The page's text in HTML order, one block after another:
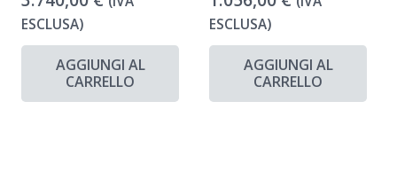
ESCLUSA)
AGGIUNGI AL
CARRELLO
ESCLUSA)
AGGIUNGI AL
CARRELLO